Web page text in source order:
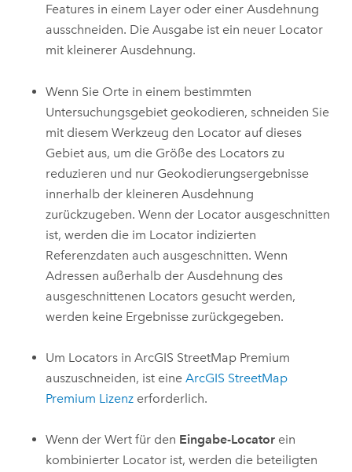
Features in einem Layer oder einer Ausdehnung
ausschneiden. Die Ausgabe ist ein neuer Locator
mit kleinerer Ausdehnung.
Wenn Sie Orte in einem bestimmten
Untersuchungsgebiet geokodieren, schneiden Sie
mit diesem Werkzeug den Locator auf dieses
Gebiet aus, um die Größe des Locators zu
reduzieren und nur Geokodierungsergebnisse
innerhalb der kleineren Ausdehnung
zurückzugeben. Wenn der Locator ausgeschnitten
ist, werden die im Locator indizierten
Referenzdaten auch ausgeschnitten. Wenn
Adressen außerhalb der Ausdehnung des
ausgeschnittenen Locators gesucht werden,
werden keine Ergebnisse zurückgegeben.
Um Locators inArcGIS StreetMap Premium
auszuschneiden, ist eineArcGIS StreetMap
Premium Lizenz erforderlich.
Wenn der Wert für den Eingabe-Locator ein
kombinierter Locator ist, werden die beteiligten